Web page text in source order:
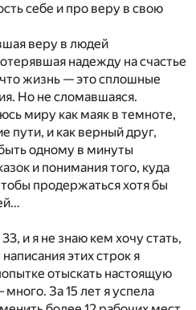
себе и про веру в свою
веру в людей
надежду на счастье
жизнь — это сплошные
Но не сломавшаяся.
миру как маяк в темноте,
пути, и как верный друг,
одному в минуты
и понимания того, куда
продержаться хотя бы
и я не знаю кем хочу стать,
этих строк я
отыскать настоящую
За 15 лет я успела